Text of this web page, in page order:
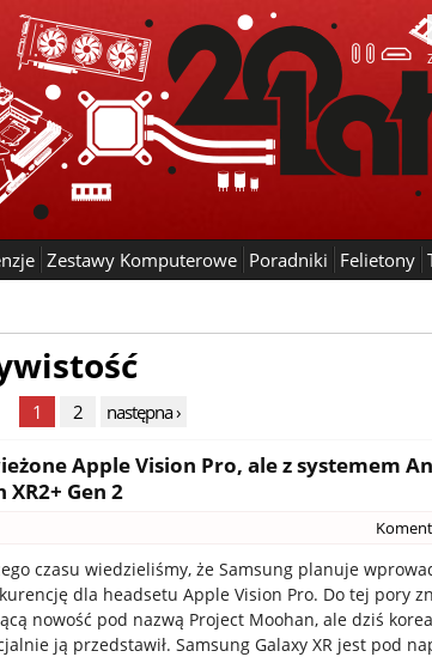
Zestawy Komputerowe Poradniki Felietony
1 2 następna ›
Apple Vision Pro, ale z systemem
Gen 2
czasu wiedzieliśmy, że Samsung planuje
dla headsetu Apple Vision Pro. Do tej pory
nowość pod nazwą Project Moohan, ale dziś
ją przedstawił. Samsung Galaxy XR jest pod